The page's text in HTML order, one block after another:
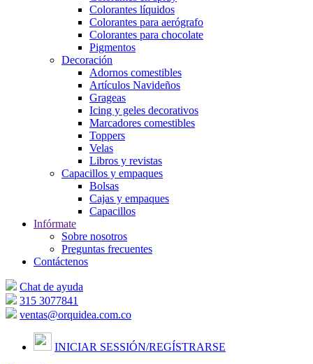
Colorantes líquidos
Colorantes para aerógrafo
Colorantes para chocolate
Pigmentos
Decoración
Adornos comestibles
Artículos Navideños
Grageas
Icing y geles decorativos
Marcadores comestibles
Toppers
Velas
Libros y revistas
Capacillos y empaques
Bolsas
Cajas y empaques
Capacillos
Infórmate
Sobre nosotros
Preguntas frecuentes
Contáctenos
Chat de ayuda
315 3077841
ventas@orquidea.com.co
INICIAR SESSIÓN/REGÍSTRARSE